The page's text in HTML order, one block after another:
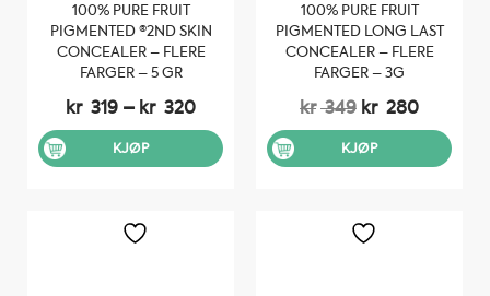
100% PURE FRUIT
PIGMENTED ®2ND SKIN
CONCEALER – FLERE
FARGER – 5 GR
kr 319 – kr 320Prisområde:
kr 320
KJØP
har
flere
100% PURE FRUIT
PIGMENTED LONG LAST
CONCEALER – FLERE
FARGER – 3G
kr349 Opprinnelig
var:
kr 349.
kr 280
kr 280.
KJØP
har
flere